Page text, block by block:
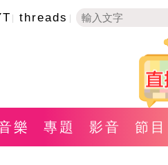
threads
樂 專題 影音 節目